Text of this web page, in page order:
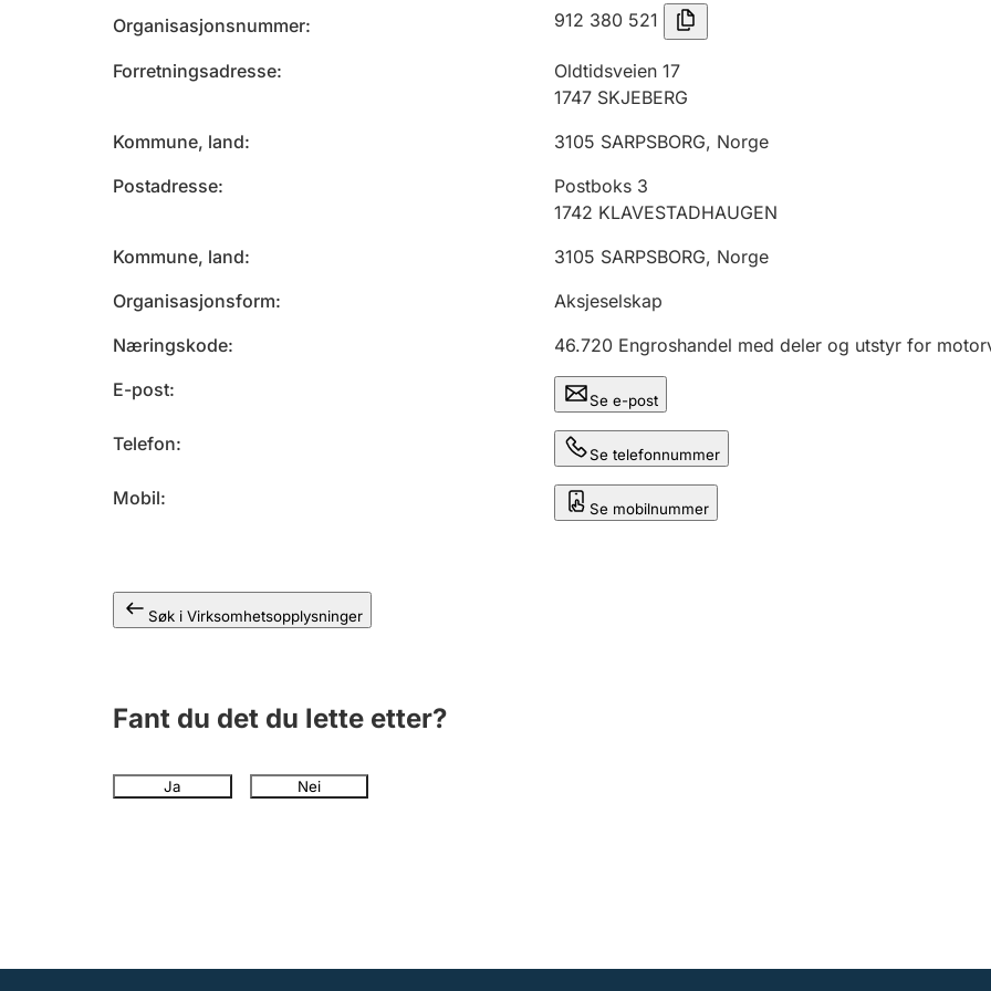
Organisasjonsnummer 912 380 521
Forretningsadresse
Oldtidsveien 17
1747 SKJEBERG
Kommune, land
3105 SARPSBORG, Norge
Postadresse
Postboks 3
1742 KLAVESTADHAUGEN
Kommune, land
3105 SARPSBORG, Norge
Organisasjonsform
Aksjeselskap
Næringskode
46.720 Engroshandel med deler og utstyr for
E-post
Se e-post
Telefon Se telefonnummer
Mobil Se mobilnummer
Søk i Virksomhetsopplysninger
Fant du det du lette etter?
Ja Nei